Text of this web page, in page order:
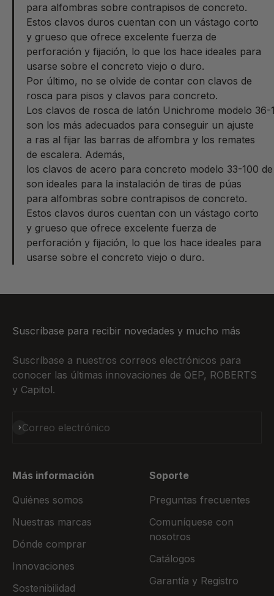
para alfombras sobre contrapisos de concreto.
Estos clavos duros cuentan con un vástago corto
y grueso que ofrece excelente fuerza de
perforación y fijación, lo que los hace ideales para
usarse sobre el concreto viejo o duro.
Por último, no se olvide de contar con clavos de
rosca para pisos y clavos para concreto.
Los clavos de rosca de latón Unichrome modelo 36-
son los más adecuados para conseguir un ajuste
a ras al fijar las barras de alfombra y los remates
de escalera. Además,
los clavos de acero para concreto modelo 33-100 de
son ideales para la instalación de tiras de púas
para alfombras sobre contrapisos de concreto.
Estos clavos duros cuentan con un vástago corto
y grueso que ofrece excelente fuerza de
perforación y fijación, lo que los hace ideales para
usarse sobre el concreto viejo o duro.
Suscríbase para recibir novedades y mucho más
Suscríbase a nuestros correos electrónicos para
conocer las últimas innovaciones de QEP, ROBERTS
y Capitol.
Correo electrónico
Suscribirse
Más información
Quiénes somos
Nuestras marcas
Dónde comprar
Innovaciones
Sostenibilidad
Soporte
Preguntas frecuentes
Comuníquese con
nosotros
Catálogos
Garantía y Registro